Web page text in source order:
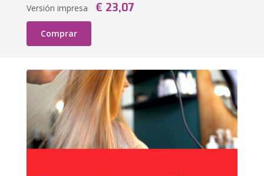
Versión impresa € 23,07
Comprar